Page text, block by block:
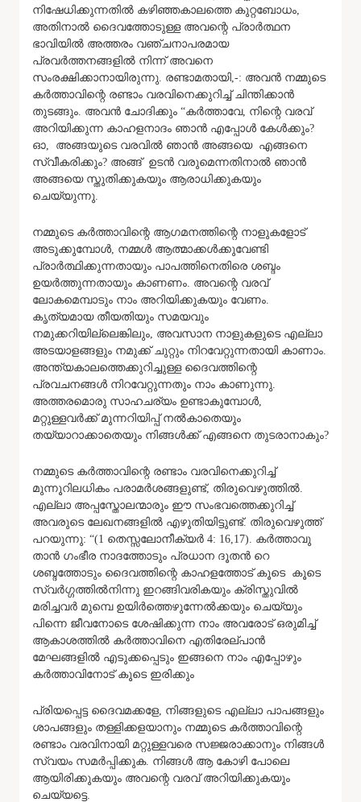
നിഷേധിക്കുന്നതിൽ കഴിഞ്ഞകാലത്തെ കുറ്റബോധം,
അതിനാൽ ദൈവത്തോടുള്ള അവന്റെ പ്രാർത്ഥന
ഭാവിയിൽ അത്തരം വഞ്ചനാപരമായ
പ്രവർത്തനങ്ങളിൽ നിന്ന് അവനെ
സംരക്ഷിക്കാനായിരുന്നു. രണ്ടാമതായി,-: അവൻ നമ്മുടെ
കർത്താവിന്റെ രണ്ടാം വരവിനെക്കുറിച്ച് ചിന്തിക്കാൻ
തുടങ്ങും. അവൻ ചോദിക്കും “കർത്താവേ, നിന്റെ വരവ്
അറിയിക്കുന്ന കാഹളനാദം ഞാൻ എപ്പോൾ കേൾക്കും?
ഓ, അങ്ങയുടെ വരവിൽ ഞാൻ അങ്ങയെ എങ്ങനെ
സ്വീകരിക്കും? അങ്ങ് ഉടൻ വരുമെന്നതിനാൽ ഞാൻ
അങ്ങയെ സ്തുതിക്കുകയും ആരാധിക്കുകയും
ചെയ്യുന്നു.
നമ്മുടെ കർത്താവിന്റെ ആഗമനത്തിന്റെ നാളുകളോട്
അടുക്കുമ്പോൾ, നമ്മൾ ആത്മാക്കൾക്കുവേണ്ടി
പ്രാർത്ഥിക്കുന്നതായും പാപത്തിനെതിരെ ശബ്ദം
ഉയർത്തുന്നതായും കാണണം. അവന്റെ വരവ്
ലോകമെമ്പാടും നാം അറിയിക്കുകയും വേണം.
കൃത്യമായ തീയതിയും സമയവും
നമുക്കറിയില്ലെങ്കിലും, അവസാന നാളുകളുടെ എല്ലാ
അടയാളങ്ങളും നമുക്ക് ചുറ്റും നിറവേറ്റുന്നതായി കാണാം.
അന്ത്യകാലത്തെക്കുറിച്ചുള്ള ദൈവത്തിന്റെ
പ്രവചനങ്ങൾ നിറവേറ്റുന്നതും നാം കാണുന്നു.
അത്തരമൊരു സാഹചര്യം ഉണ്ടാകുമ്പോൾ,
മറ്റുള്ളവർക്ക് മുന്നറിയിപ്പ് നൽകാതെയും
തയ്യാറാക്കാതെയും നിങ്ങൾക്ക് എങ്ങനെ തുടരാനാകും?
നമ്മുടെ കർത്താവിന്റെ രണ്ടാം വരവിനെക്കുറിച്ച്
മുന്നൂറിലധികം പരാമർശങ്ങളുണ്ട്, തിരുവെഴുത്തിൽ.
എല്ലാ അപ്പസ്തോലന്മാരും ഈ സംഭവത്തെക്കുറിച്ച്
അവരുടെ ലേഖനങ്ങളിൽ എഴുതിയിട്ടുണ്ട്. തിരുവെഴുത്ത്
പറയുന്നു: “(1 തെസ്സലോനീക്യർ 4: 16,17). കർത്താവു
താൻ ഗംഭീര നാദത്തോടും പ്രധാന ദൂതൻ റെ
ശബ്ദത്തോടും ദൈവത്തിന്റെ കാഹളത്തോട് കൂടെ കൂടെ
സ്വർഗ്ഗത്തിൽനിന്നു ഇറങ്ങിവരികയും ക്രിസ്തുവിൽ
മരിച്ചവർ മുമ്പെ ഉയിർത്തെഴുന്നേൽക്കയും ചെയ്യും
പിന്നെ ജീവനോടെ ശേഷിക്കുന്ന നാം അവരോട് ഒരുമിച്ച്
ആകാശത്തിൽ കർത്താവിനെ എതിരേല്പാൻ
മേഘങ്ങളിൽ എടുക്കപ്പെടും ഇങ്ങനെ നാം എപ്പോഴും
കർത്താവിനോട് കൂടെ ഇരിക്കും
പ്രിയപ്പെട്ട ദൈവമക്കളേ, നിങ്ങളുടെ എല്ലാ പാപങ്ങളും
ശാപങ്ങളും തള്ളിക്കളയാനും നമ്മുടെ കർത്താവിന്റെ
രണ്ടാം വരവിനായി മറ്റുള്ളവരെ സജ്ജരാക്കാനും നിങ്ങൾ
സ്വയം സമർപ്പിക്കുക. നിങ്ങൾ ആ കോഴി പോലെ
ആയിരിക്കുകയും അവന്റെ വരവ് അറിയിക്കുകയും
ചെയ്യട്ടെ.